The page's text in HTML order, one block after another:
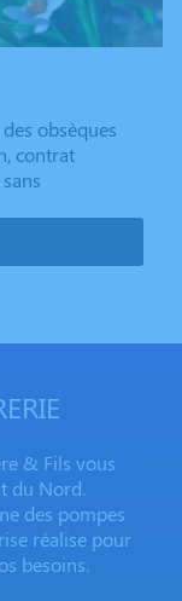
obsèques
contrat
& Fils vous
du Nord.
des pompes
réalise pour
besoins.